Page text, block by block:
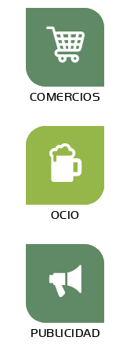
COMERCIOS
OCIO
PUBLICIDAD